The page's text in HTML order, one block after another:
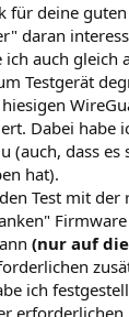
für deine
daran
auch gleich
Testgerät
Dabei habe
(auch, dass es
hat).
Test mit der
(nur auf
ich